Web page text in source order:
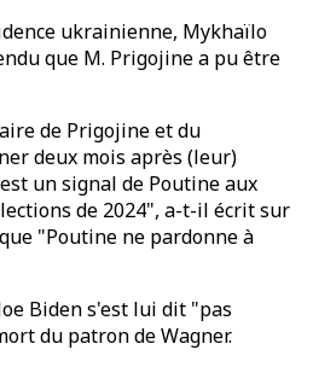
ukrainienne, Mykhaïlo
que M. Prigojine a pu être
de Prigojine et du
deux mois après (leur)
un signal de Poutine aux
de 2024", a-t-il écrit sur
"Poutine ne pardonne à
Biden s'est lui dit "pas
du patron de Wagner.